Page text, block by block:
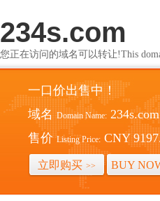
234s.com
您正在访问的域名可以转让!This
一口价出售中！
域名 Domain Name: 234s.com
售价 Listing Price: CNY
立即购买 >> BUY